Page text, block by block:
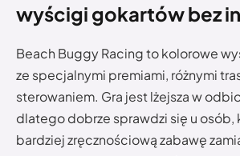
wyścigi gokartów bez
Beach Buggy Racing to kolorowe
ze specjalnymi premiami, różnymi
sterowaniem. Gra jest lżejsza w
dlatego dobrze sprawdzi się u osób,
bardziej zręcznościową zabawę